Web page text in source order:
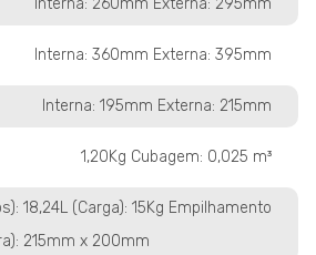
Interna: 260mm Externa: 295mm
Interna: 360mm Externa: 395mm
Interna: 195mm Externa: 215mm
1,20Kg Cubagem: 0,025 m³
18,24L (Carga): 15Kg Empilhamento
215mm x 200mm